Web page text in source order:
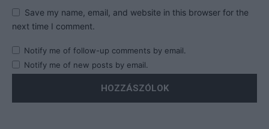
Save my name, email, and website in this browser for the
next time I comment.
Notify me of follow-up comments by email.
Notify me of new posts by email.